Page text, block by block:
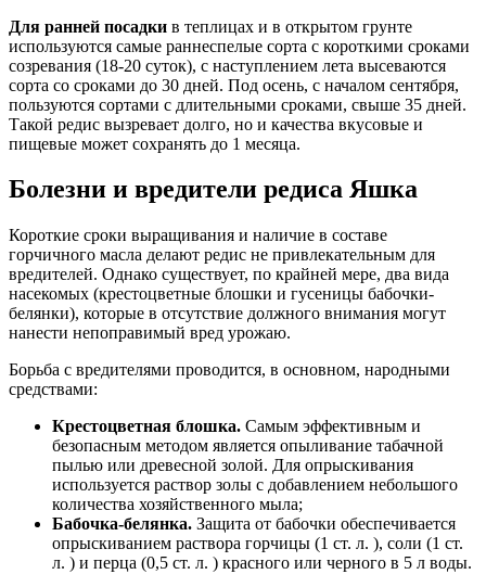
Для ранней посадки в теплицах и в открытом грунте
используются самые раннеспелые сорта с короткими сроками
созревания (18-20 суток), с наступлением лета высеваются
сорта со сроками до 30 дней. Под осень, с началом сентября,
пользуются сортами с длительными сроками, свыше 35 дней.
Такой редис вызревает долго, но и качества вкусовые и
пищевые может сохранять до 1 месяца.
Болезни и вредители редиса Яшка
Короткие сроки выращивания и наличие в составе
горчичного масла делают редис не привлекательным для
вредителей. Однако существует, по крайней мере, два вида
насекомых (крестоцветные блошки и гусеницы бабочки-
белянки), которые в отсутствие должного внимания могут
нанести непоправимый вред урожаю.
Борьба с вредителями проводится, в основном, народными
средствами:
Крестоцветная блошка. Самым эффективным и
безопасным методом является опыливание табачной
пылью или древесной золой. Для опрыскивания
используется раствор золы с добавлением небольшого
количества хозяйственного мыла;
Бабочка-белянка. Защита от бабочки обеспечивается
опрыскиванием раствора горчицы (1 ст. л. ), соли (1 ст.
л. ) и перца (0,5 ст. л. ) красного или черного в 5 л воды.